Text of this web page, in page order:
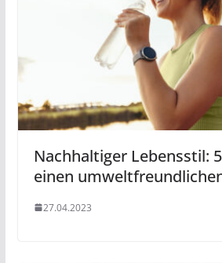
Nachhaltiger Lebensstil:
einen
27.04.2023